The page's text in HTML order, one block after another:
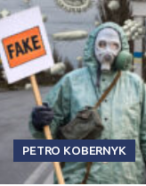
PETRO KOBERNYK